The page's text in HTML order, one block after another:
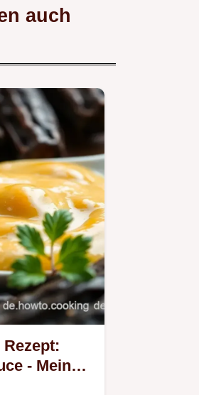
auch
- Mein